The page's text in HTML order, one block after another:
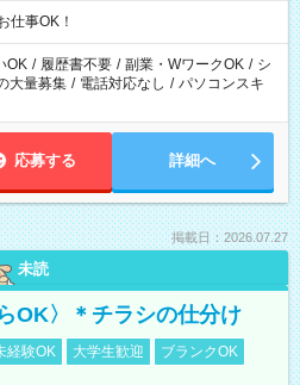
仕事OK！
OK / 履歴書不要 / 副業・WワークOK / シ
大量募集 / 電話対応なし / パソコンスキ
応募する 詳細へ
掲載日：2026.07.27
未読
OK〉＊チラシの仕分け
経験OK 大学生歓迎
ブランクOK